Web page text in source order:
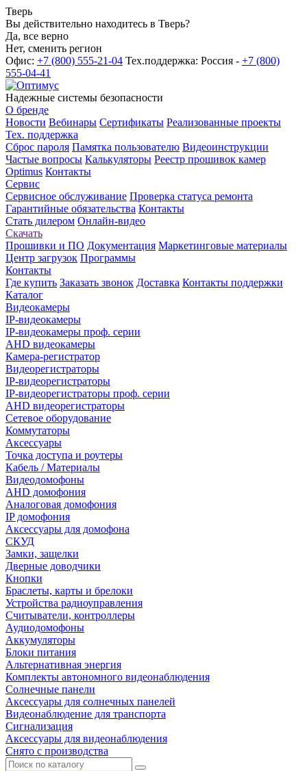
Тверь
Вы действительно находитесь в Тверь?
Да, все верно
Нет, сменить регион
Офис: +7 (800) 555-21-04 Тех.поддержка: Россия - +7 (800)
555-04-41
Надежные системы безопасности
О бренде
Новости Вебинары Сертификаты Реализованные проекты
Тех. поддержка
Сброс пароля Памятка пользователю Видеоинструкции
Частые вопросы Калькуляторы Реестр прошивок камер
Optimus Контакты
Сервис
Сервисное обслуживание Проверка статуса ремонта
Гарантийные обязательства Контакты
Стать дилером Онлайн-видео
Скачать
Прошивки и ПО Документация Маркетинговые материалы
Центр загрузок Программы
Контакты
Где купить Заказать звонок Доставка Контакты поддержки
Каталог
Видеокамеры
IP-видеокамеры
IP-видеокамеры проф. серии
AHD видеокамеры
Камера-регистратор
Видеорегистраторы
IP-видеорегистраторы
IP-видеорегистраторы проф. серии
AHD видеорегистраторы
Сетевое оборудование
Коммутаторы
Аксессуары
Точка доступа и роутеры
Кабель / Материалы
Видеодомофоны
AHD домофония
Аналоговая домофония
IP домофония
Аксессуары для домофона
СКУД
Замки, защелки
Дверные доводчики
Кнопки
Браслеты, карты и брелоки
Устройства радиоуправления
Считыватели, контроллеры
Аудиодомофоны
Аккумуляторы
Блоки питания
Альтернативная энергия
Комплекты автономного видеонаблюдения
Солнечные панели
Аксессуары для солнечных панелей
Видеонаблюдение для транспорта
Сигнализация
Аксессуары для видеонаблюдения
Снято с производства